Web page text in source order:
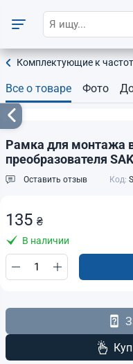
Комплектующие к
Все о товаре Фото
Рамка для монтажа
преобразователя
Оставить отзыв Код:
135 ₴
В наличии